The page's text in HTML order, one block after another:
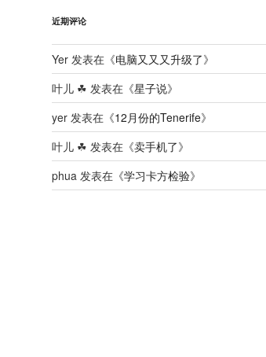
近期评论
Yer发表在《电脑又又又升级了》
叶儿 ☘ 发表在《星子说》
yer发表在《12月份的Tenerife》
叶儿 ☘ 发表在《卖手机了》
phua发表在《学习卡方检验》